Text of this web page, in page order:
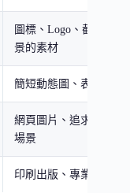
圖標、Logo、截圖、需
景的素材
簡短動態圖、表情包
網頁圖片、追求最佳載
場景
印刷出版、專業攝影後